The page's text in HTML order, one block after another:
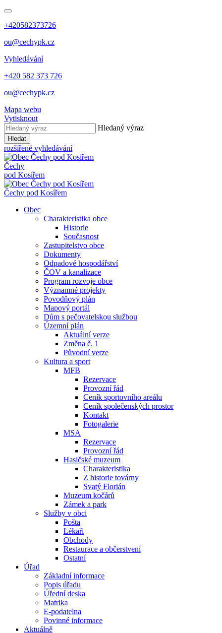
+420582373726
ou@cechypk.cz
Vyhledávání
+420 582 373 726
ou@cechypk.cz
Mapa webu
Vytisknout
Hledaný výraz
Hledat
rozšířené vyhledávání
Čechy
pod Kosířem
Čechy pod Kosířem
Obec
Charakteristika obce
Historie
Současnost
Zastupitelstvo obce
Dokumenty
Odpadové hospodářství
ČOV a kanalizace
Program rozvoje obce
Významné projekty
Povodňový plán
Mapový portál
Dům s pečovatelskou službou
Územní plán
Aktuální verze
Změna č. 1
Původní verze
Kultura a sport
MFB
Rezervace
Provozní řád
Ceník sportovního areálu
Ceník společenských prostor
Kontakt
Fotogalerie
MSA
Rezervace
Provozní řád
Hasičské muzeum
Charakteristika
Z historie továrny
Svatý Florián
Muzeum kočárů
Zámek a park
Služby v obci
Pošta
Lékaři
Obchody
Restaurace a občerstvení
Ostatní
Úřad
Základní informace
Popis úřadu
Úřední deska
Matrika
E-podatelna
Povinné informace
Aktuálně